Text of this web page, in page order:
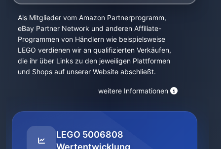
Als Mitglieder vom Amazon Partnerprogramm,
eBay Partner Network und anderen Affiliate-
Programmen von Händlern wie beispielsweise
LEGO verdienen wir an qualifizierten Verkäufen,
die ihr über Links zu den jeweiligen Plattformen
und Shops auf unserer Website abschließt.
weitere Informationen
LEGO 5006808
Wertentwicklung